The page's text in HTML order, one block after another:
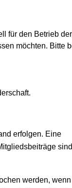
erfolgen. Eine
sind
werden, wenn
für den Betrieb
möchten. Bitte